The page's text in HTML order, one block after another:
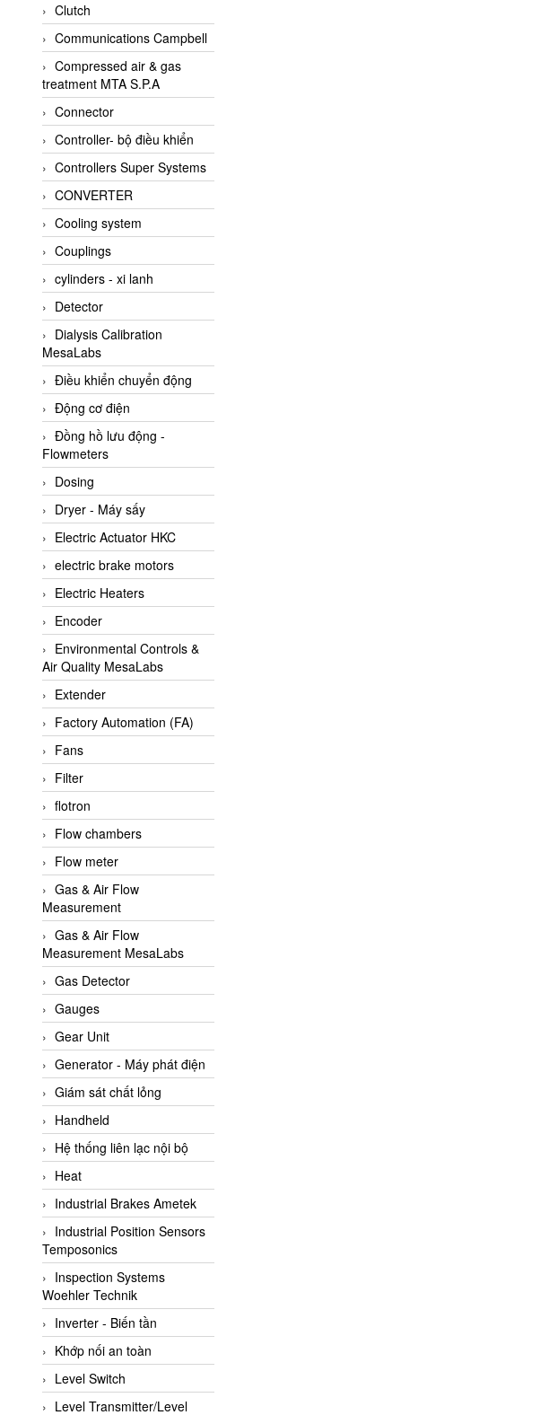
Albrecht-Automatik Viet
Nam
Allen Bradley Vietnam
Alpha Moisture Vietnam
Alpha-Achem Vietnam
Alphino
ALRE-IT Vietnam
Altech
Amarillo Gear
Ametek
AMPTRON Vietnam
AND Vietnam
ANDERSON-NEGELE
ANDILOG Technologies
Vietnam
Anritsu
ANTEC S.A
Antico pumps
Anybus/ HMS
AOBEN
Apex Dynamics Vietnam
Apex Dynamics Vietnam
Apiste
APLISENS VietNam
Apollo Fire
Appleton
AQ Matic
Aqualabo Vietnam
Aquametro
ARCA Regler
Arcos Hydraulik
Ardetem-Sfere-Vietnam
Argal
AS ENERGI
ASCO CO2
Asker
AT2E
ATC Pneumatic
ATEX System
ATI - IA
ATI (Analytical Technology
Inc)
Atos
Atrax
Auma
Autec
Auto Flow
Automatic valve
Aventics
Avproglobal
Axiomtek
AZBIL
Clutch
Communications Campbell
Compressed air & gas
treatment MTA S.P.A
Connector
Controller- bộ điều khiển
Controllers Super Systems
CONVERTER
Cooling system
Couplings
cylinders - xi lanh
Detector
Dialysis Calibration
MesaLabs
Điều khiển chuyển động
Động cơ điện
Đồng hồ lưu động -
Flowmeters
Dosing
Dryer - Máy sấy
Electric Actuator HKC
electric brake motors
Electric Heaters
Encoder
Environmental Controls &
Air Quality MesaLabs
Extender
Factory Automation (FA)
Fans
Filter
flotron
Flow chambers
Flow meter
Gas & Air Flow
Measurement
Gas & Air Flow
Measurement MesaLabs
Gas Detector
Gauges
Gear Unit
Generator - Máy phát điện
Giám sát chất lỏng
Handheld
Hệ thống liên lạc nội bộ
Heat
Industrial Brakes Ametek
Industrial Position Sensors
Temposonics
Inspection Systems
Woehler Technik
Inverter - Biến tần
Khớp nối an toàn
Level Switch
Level Transmitter/Level